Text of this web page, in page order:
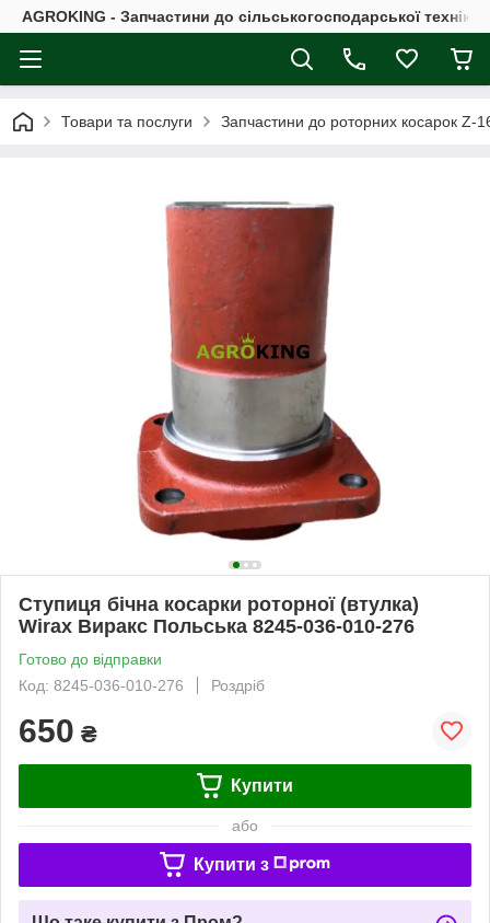
AGROKING - Запчастини до сільськогосподарської
Товари та послуги Запчастини до роторних косарок Z-
Ступиця бічна косарки роторної (втулка)
Wirax Виракс Польська 8245-036-010-276
Готово до відправки
Код: 8245-036-010-276
Роздріб
650 ₴
Купити
або
Купити з